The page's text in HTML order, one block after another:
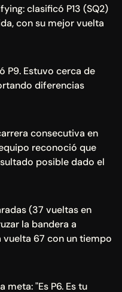
clasificó P13 (SQ2)
con su mejor vuelta
P9. Estuvo cerca de
diferencias
consecutiva en
reconoció que
posible dado el
(37 vueltas en
la bandera a
vuelta 67 con un tiempo
meta: "Es P6. Es tu